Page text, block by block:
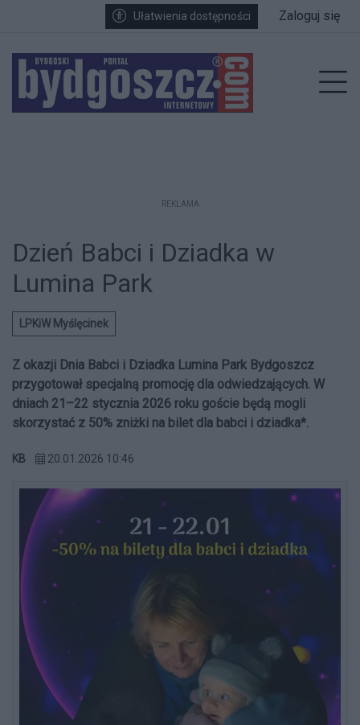
Przejdź do głównych treści
Przejdź do wyszukiwarki
Przejdź do głównego menuUłatwienia dostępności Zaloguj się
REKLAMA
Dzień Babci i Dziadka w
Lumina Park
LPKiW Myślęcinek
Z okazji Dnia Babci i Dziadka Lumina Park Bydgoszcz
przygotował specjalną promocję dla odwiedzających. W
dniach 21–22 stycznia 2026 roku goście będą mogli
skorzystać z 50% zniżki na bilet dla babci i dziadka*.
KB 20.01.2026 10:46